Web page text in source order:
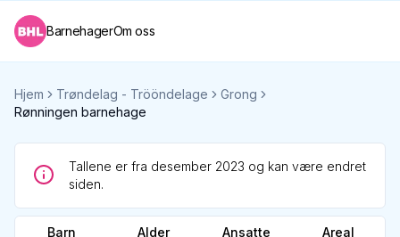
BarnehagerOm oss
Hjem Trøndelag - Trööndelage
Grong
Rønningen barnehage
Tallene er fra desember 2023 og kan være endret
siden.
Barn Alder Ansatte Areal